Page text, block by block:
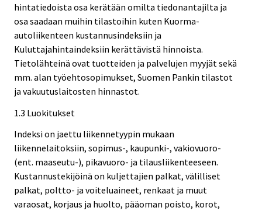
hintatiedoista osa kerätään omilta tiedonantajilta ja
osa saadaan muihin tilastoihin kuten Kuorma-
autoliikenteen kustannusindeksiin ja
Kuluttajahintaindeksiin kerättävistä hinnoista.
Tietolähteinä ovat tuotteiden ja palvelujen myyjät sekä
mm. alan työehtosopimukset, Suomen Pankin tilastot
ja vakuutuslaitosten hinnastot.
1.3 Luokitukset
Indeksi on jaettu liikennetyypin mukaan
liikennelaitoksiin, sopimus-, kaupunki-, vakiovuoro-
(ent. maaseutu-), pikavuoro- ja tilausliikenteeseen.
Kustannustekijöinä on kuljettajien palkat, välilliset
palkat, poltto- ja voiteluaineet, renkaat ja muut
varaosat, korjaus ja huolto, pääoman poisto, korot,